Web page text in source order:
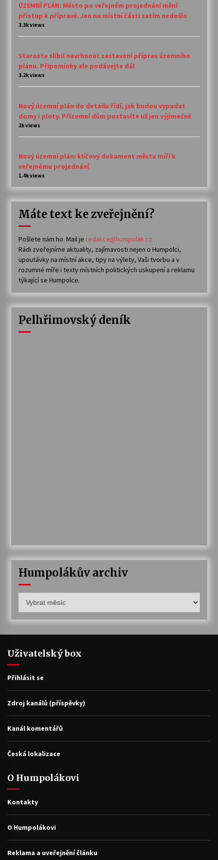
ÚZEMNÍ PLÁN: Město po veřejném projednání mění
přístup k přípravě. Jen na místní části zatím nedošlo
3.3k views
Starosta slíbil navrhnout zastavení příprav územního
plánu. Připomínky ale podávejte dál
3.2k views
Nový územní plán do detailu řídí, jak budou vypadat
domy i ploty. Přízemní dům postavíte už jen výjimečně
2k views
Nový územní plán: klíčový dokument města míří k
veřejnému projednání
1.4k views
Máte text ke zveřejnění?
Pošlete nám ho. Mail je redakce@humpolak.cz
Rádi zveřejníme aktuality, zajímavosti nejen o Humpolci,
upoutávky na místní akce, tipy na výlety, Vaši tvorbu a v
rozumné míře i texty místních politických uskupení a reklamu
týkající se Humpolce.
Pelhřimovský deník
Humpolákův archiv
archiv
Uživatelský box
Přihlásit se
Zdroj kanálů (příspěvky)
Kanál komentářů
Česká lokalizace
O Humpolákovi
Kontakty
O Humpolákovi
Reklama a uveřejnění článku